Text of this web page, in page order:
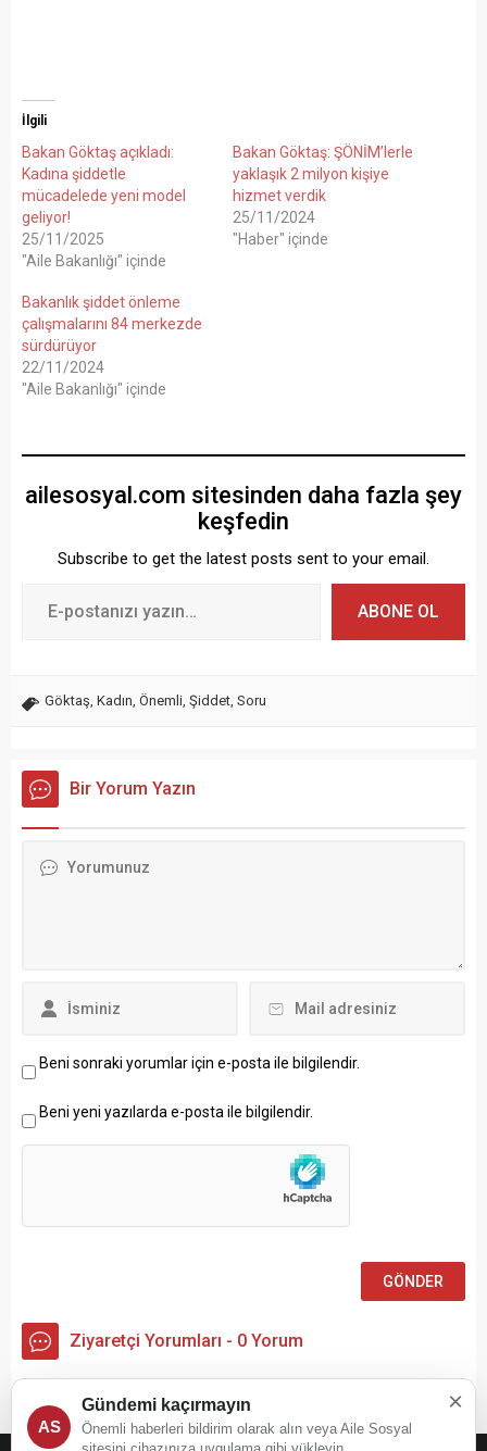
İlgili
Bakan Göktaş açıkladı:
Kadına şiddetle
mücadelede yeni model
geliyor!
25/11/2025
"Aile Bakanlığı" içinde
Bakan Göktaş: ŞÖNİM’lerle
yaklaşık 2 milyon kişiye
hizmet verdik
25/11/2024
"Haber" içinde
Bakanlık şiddet önleme
çalışmalarını 84 merkezde
sürdürüyor
22/11/2024
"Aile Bakanlığı" içinde
ailesosyal.com sitesinden daha fazla şey
keşfedin
Subscribe to get the latest posts sent to your email.
ABONE OL
Göktaş, Kadın, Önemli, Şiddet, Soru
Bir Yorum Yazın
Beni sonraki yorumlar için e-posta ile bilgilendir.
Beni yeni yazılarda e-posta ile bilgilendir.
Ziyaretçi Yorumları - 0 Yorum
Henüz yorum yapılmamış. ×
AS
Gündemi kaçırmayın
Önemli haberleri bildirim olarak alın veya Aile Sosyal